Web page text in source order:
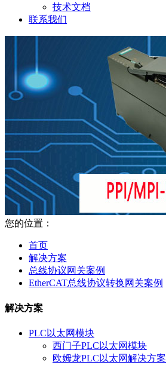
技术文档
联系我们
您的位置：
首页
解决方案
总线协议网关案例
EtherCAT总线协议转换网关案例
解决方案
PLC以太网模块
西门子PLC以太网模块
欧姆龙PLC以太网解决方案